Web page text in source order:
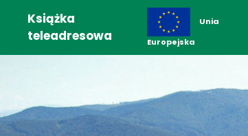
Książka
teleadresowa
Unia
Europejska